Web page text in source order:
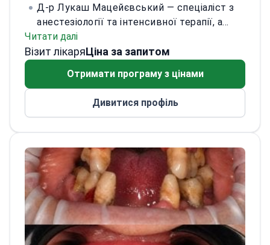
Д-р Лукаш Мацейєвський — спеціаліст з
анестезіології та інтенсивної терапії, а
також невідкладної медицини. Закінчив
Поморський медичний університет у
Польщі та Німеччині. Клінічний досвід
Щецині. Також працював у німецьких
та Asklepios Klinikum Uckermark (Шведт-на-
Одері).
Має сертифікації DEGUM з
ультразвукової діагностики та регіонарної
анестезії (Німецьке товариство з
ультразвуку в медицині). Керує
процедурами аферезу в Nowoczesna
Afereza. Володіє польською, німецькою та
Читати далі
Візит лікаряЦіна за запитом
Отримати програму з цінами
Дивитися профіль